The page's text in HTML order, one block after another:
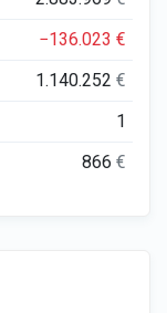
−136.023€
1.140.252€
1
866€